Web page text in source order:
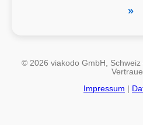
»
© 2026 viakodo GmbH,
Impressum